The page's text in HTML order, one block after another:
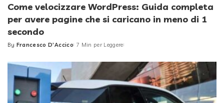
Come velocizzare WordPress: Guida completa
per avere pagine che si caricano in meno di 1
secondo
Posted
By Francesco D'Accico 7 Min per Leggere